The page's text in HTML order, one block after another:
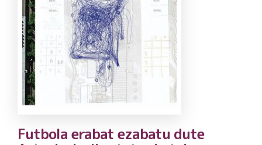
Futbola erabat ezabatu dute